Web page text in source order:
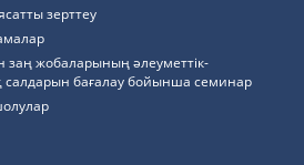
зерттеу
заң жобаларының әлеуметтік-
салдарын бағалау бойынша семинар